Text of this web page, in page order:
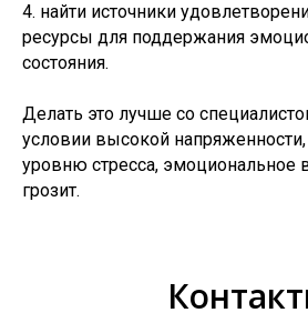
4. найти источники
ресурсы для поддержания
состояния.
Делать это лучше со
условии высокой
уровню стресса, эмоциональное
грозит.